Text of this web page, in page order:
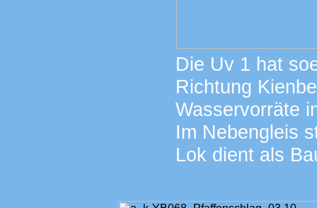
Die Uv 1 hat
Richtung
Wasservorräte
Im Nebengleis
Lok dient als